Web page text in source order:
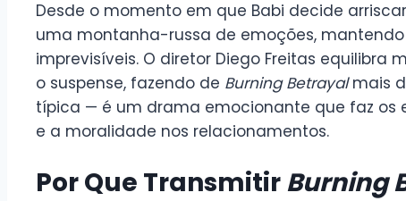
Desde o momento em que Babi decide
uma montanha-russa de emoções,
imprevisíveis. O diretor Diego Freitas
o suspense, fazendo de Burning Betrayalmais
típica — é um drama emocionante que faz
e a moralidade nos relacionamentos.
Por Que TransmitirBurning